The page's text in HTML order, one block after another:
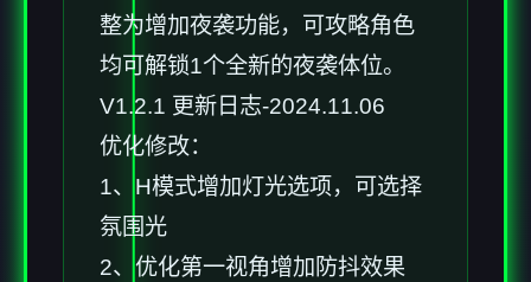
整为增加夜袭功能，可攻略角色
均可解锁1个全新的夜袭体位。
V1.2.1 更新日志-2024.11.06
优化修改：
1、H模式增加灯光选项，可选择
氛围光
2、优化第一视角增加防抖效果